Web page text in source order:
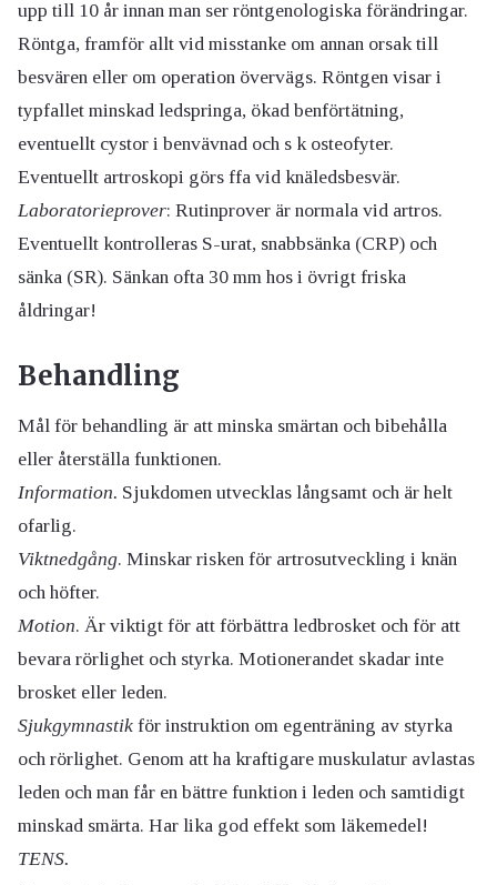
upp till 10 år innan man ser röntgenologiska förändringar.
Röntga, framför allt vid misstanke om annan orsak till
besvären eller om operation övervägs. Röntgen visar i
typfallet minskad ledspringa, ökad benförtätning,
eventuellt cystor i benvävnad och s k osteofyter.
Eventuellt artroskopi görs ffa vid knäledsbesvär.
Laboratorieprover: Rutinprover är normala vid artros.
Eventuellt kontrolleras S-urat, snabbsänka (CRP) och
sänka (SR). Sänkan ofta 30 mm hos i övrigt friska
åldringar!
Behandling
Mål för behandling är att minska smärtan och bibehålla
eller återställa funktionen.
Information. Sjukdomen utvecklas långsamt och är helt
ofarlig.
Viktnedgång. Minskar risken för artrosutveckling i knän
och höfter.
Motion. Är viktigt för att förbättra ledbrosket och för att
bevara rörlighet och styrka. Motionerandet skadar inte
brosket eller leden.
Sjukgymnastik för instruktion om egenträning av styrka
och rörlighet. Genom att ha kraftigare muskulatur avlastas
leden och man får en bättre funktion i leden och samtidigt
minskad smärta. Har lika god effekt som läkemedel!
TENS.